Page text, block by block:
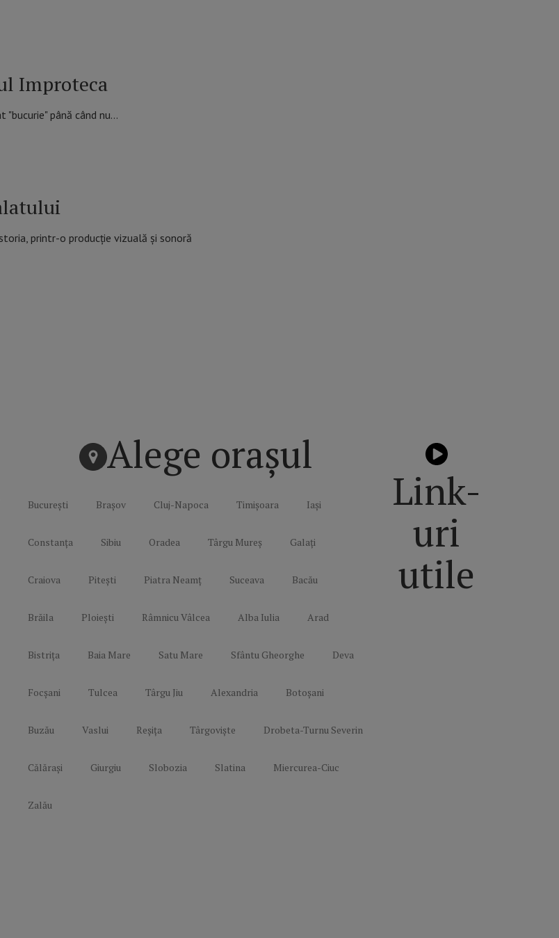
Improteca
până când nu…
printr-o producție vizuală și sonoră
Alege orașul
București Brașov Cluj-Napoca Timișoara Iași
Constanța Sibiu Oradea Târgu Mureș Galați
Craiova Pitești Piatra Neamț Suceava Bacău
Brăila Ploiești Râmnicu Vâlcea Alba Iulia Arad
Bistrița Baia Mare Satu Mare Sfântu Gheorghe Deva
Focșani Tulcea Târgu Jiu Alexandria Botoșani
Buzău Vaslui Reșița Târgoviște Drobeta-Turnu Severin
Călărași Giurgiu Slobozia Slatina Miercurea-Ciuc
Zalău
Link-
uri
utile